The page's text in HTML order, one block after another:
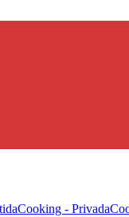
Cooking - Privada